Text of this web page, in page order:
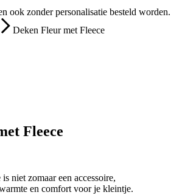
ook zonder personalisatie besteld worden.
Deken Fleur met Fleece
Fleece
niet zomaar een accessoire,
en comfort voor je kleintje.